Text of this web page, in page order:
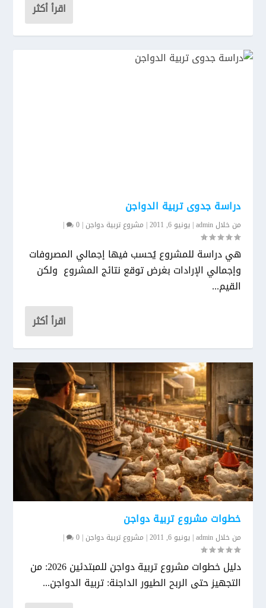
اقرأ أكثر
دراسة جدوى تربية الدواجن
من خلالadmin
|يونيو 6, 2011 | مشروع تربية دواجن|
0
|
هي دراسة للمشروع يُحسب فيها إجمالي المصروفات
وإجمالي الإرادات بغرض توقع نتائج المشروع ولكن
القيم...
اقرأ أكثر
خطوات مشروع تربية دواجن
من خلالadmin
|يونيو 6, 2011 | مشروع تربية دواجن|
0
|
دليل خطوات مشروع تربية دواجن للمبتدئين 2026: من
التجهيز حتى الربح الطيور الداجنة: تربية الدواجن...